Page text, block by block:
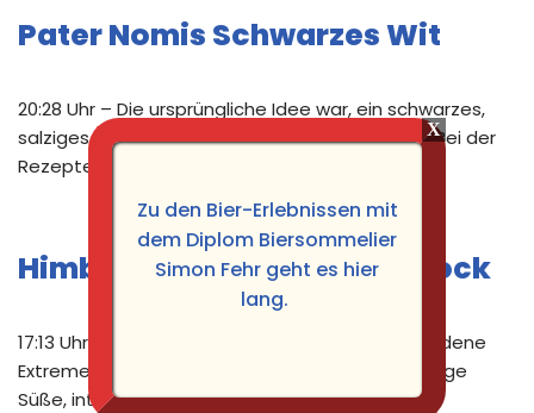
Pater Nomis Schwarzes Wit
20:28 Uhr – Die ursprüngliche Idee war, ein schwarzes,
salziges Bier mit fruchtiger Hopfung zu brauen. Bei der
Rezeptentwicklung hat …
Himbeer Habanero Rauchbock
17:13 Uhr – Bei diesem Bier war die Idee, verschiedene
Extreme in einer Flasche zu vereinen. Also fruchtige
Süße, intensive …
Zu den Bier-Erlebnissen mit
dem Diplom Biersommelier
Simon Fehr geht es hier
lang.